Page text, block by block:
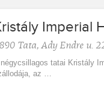
Imperial
Tata, Ady Endre u.
tatai Kristály
az …